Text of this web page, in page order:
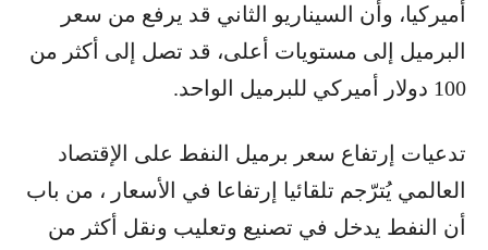
أميركيا، وأن السيناريو الثاني قد يرفع من سعر
البرميل إلى مستويات أعلى، قد تصل إلى أكثر من
100 دولار أميركي للبرميل الواحد.
تدعيات إرتفاع سعر برميل النفط على الإقتصاد
العالمي يُترّجم تلقائيا إرتفاعا في الأسعار ، من باب
أن النفط يدخل في تصنيع وتعليب ونقل أكثر من